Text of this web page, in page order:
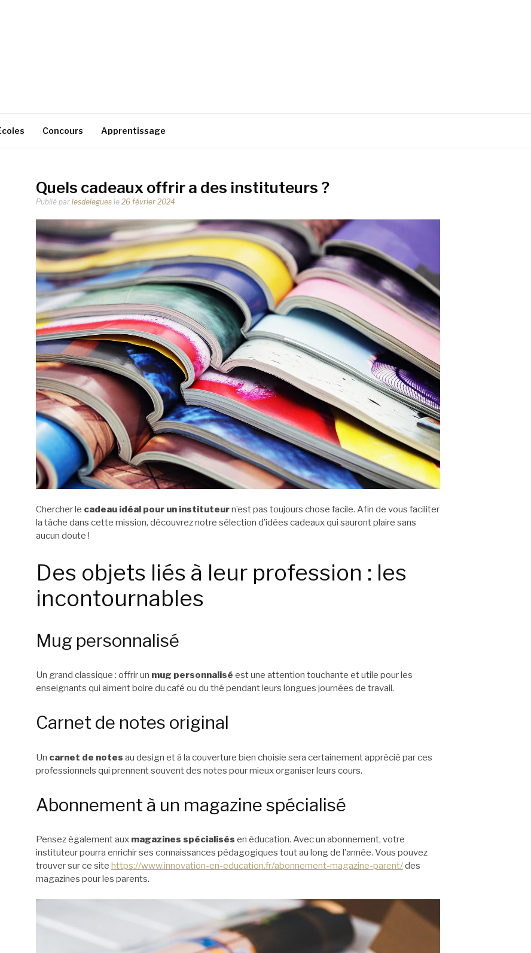
Concours Apprentissage
Quels cadeaux offrir a des instituteurs ?
Publié par lesdelegues le 26 février 2024
Chercher le cadeau idéal pour un instituteurn’est pas toujours chose facile. Afin de vous faciliter
la tâche dans cette mission, découvrez notre sélection d’idées cadeaux qui sauront plaire sans
aucun doute !
Des objets liés à leur profession : les
incontournables
Mug personnalisé
Un grand classique : offrir un mug personnalisé est une attention touchante et utile pour les
enseignants qui aiment boire du café ou du thé pendant leurs longues journées de travail.
Carnet de notes original
Un carnet de notes au design et à la couverture bien choisie sera certainement apprécié par ces
professionnels qui prennent souvent des notes pour mieux organiser leurs cours.
Abonnement à un magazine spécialisé
Pensez également aux magazines spécialisés en éducation. Avec un abonnement, votre
instituteur pourra enrichir ses connaissances pédagogiques tout au long de l’année. Vous pouvez
trouver sur ce site https://www.innovation-en-education.fr/abonnement-magazine-parent/des
magazines pour les parents.